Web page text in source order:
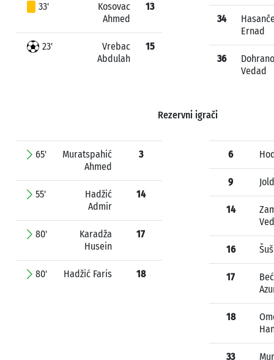
33'
Kosovac
Ahmed
13
23'
Vrebac
Abdulah
15
34
Ernad
36
Vedad
Rezervni igrači
65'
Muratspahić
Ahmed
3
55'
Hadžić
Admir
14
80'
Karadža
Husein
17
80' Hadžić Faris 18
6
9
14
16
17
18
33